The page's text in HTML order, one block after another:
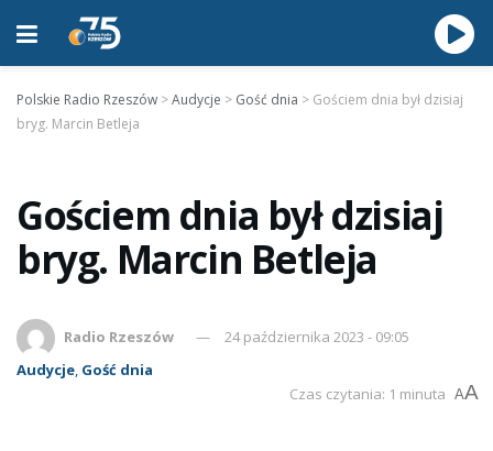
Polskie Radio Rzeszów >Audycje > Gość dnia > Gościem dnia był dzisiaj
bryg. Marcin Betleja
Gościem dnia był dzisiaj
bryg. Marcin Betleja
Radio Rzeszów
24 października 2023 - 09:05
Audycje, Gość dnia
Czas czytania: 1 minuta AA